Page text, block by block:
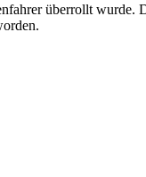
überrollt wurde.